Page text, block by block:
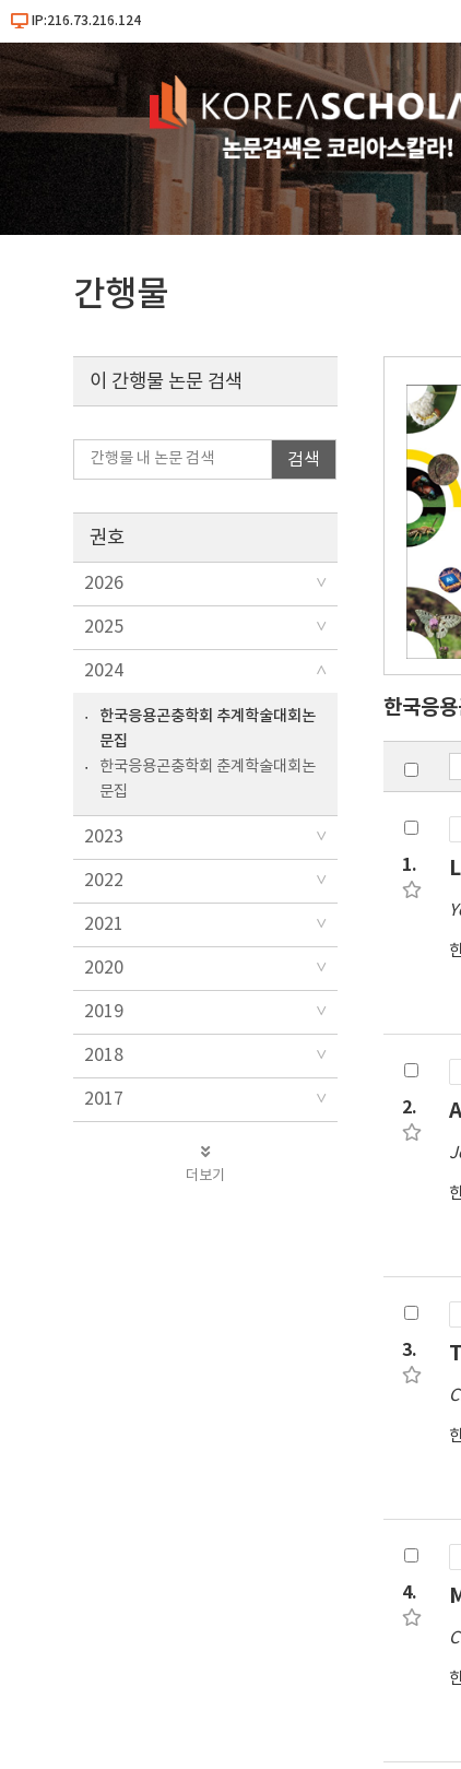
IP:216.73.216.124
간행물
이 간행물 논문 검색
검색
권호
2026
2025
2024
한국응용곤충학회 추계학술대회논
문집
한국응용곤충학회 춘계학술대회논
문집
2023
2022
2021
2020
2019
2018
2017
더보기
한국응
1.
2.
3.
4.